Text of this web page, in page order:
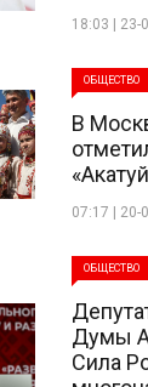
18:03 | 23-
ОБЩЕСТВО
В
07:17 | 20-
ОБЩЕСТВО
Думы
Сила